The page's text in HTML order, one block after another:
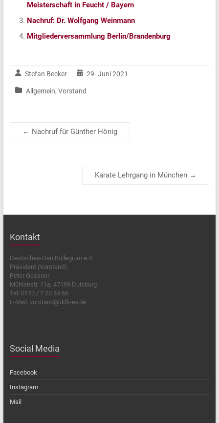
Meisterschaft in Feucht / Bayern
Nachruf: Dr. Wolfgang Weinmann
Mitgliederversammlung Berlin/Brandenburg
Stefan Becker 29. Juni 2021
Allgemein, Vorstand
← Nachruf für Günther Hönig
Karate Lehrgang in München →
Kontakt
Deutsches-Dan Kollegium e.V.
Präsident (Vorstand):
Peter Gessner
Mühlenstr. 11a, 47199 Duisburg
Tel: 0170 / 7 20 84 66
E-Mail: vorstand@ddk-ev.de
Social Media
Facebook
Instagram
Mail